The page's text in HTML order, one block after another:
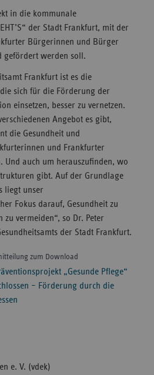
in die kommunale
der Stadt Frankfurt, mit der
Bürgerinnen und Bürger
gefördert werden soll.
Frankfurt ist es die
sich für die Förderung der
einsetzen, besser zu vernetzen.
Angebot es gibt,
die Gesundheit und
und Frankfurter
Und auch um herauszufinden, wo
gibt. Auf der Grundlage
liegt unser
Fokus darauf, Gesundheit zu
vermeiden“, so Dr. Peter
der Stadt Frankfurt.
zum Download
„Gesunde Pflege“
– Förderung durch die
e. V. (vdek)